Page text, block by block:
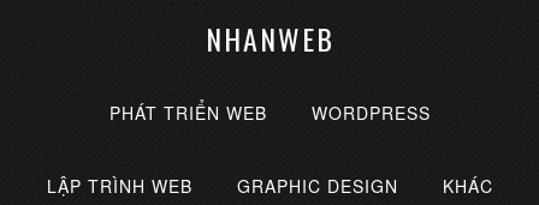
NHANWEB
PHÁT TRIỂN WEB WORDPRESS
LẬP TRÌNH WEB GRAPHIC DESIGN KHÁC